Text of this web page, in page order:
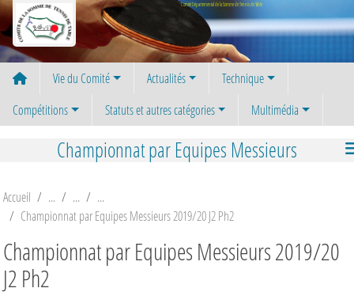
Comité Départemental de la Somme de Tennis de Table
Vie du Comité Actualités
Technique
Compétitions
Statuts et autres catégories Multimédia
Championnat par Equipes Messieurs
Accueil
Championnat par Equipes Messieurs 2019/20 J2 Ph2
Championnat par Equipes Messieurs 2019/20
J2 Ph2
Panneau de gestion des cookies